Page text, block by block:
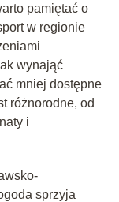
pamiętać o
w regionie
wynająć
mniej dostępne
różnorodne, od
i
sprzyja